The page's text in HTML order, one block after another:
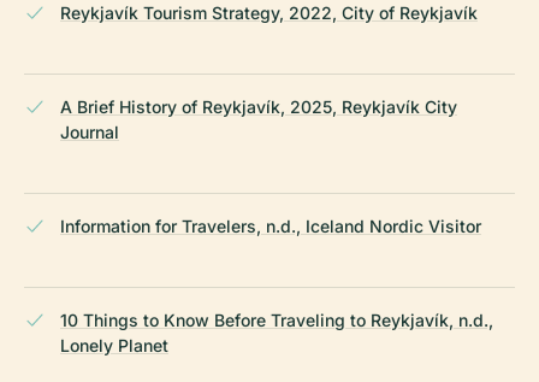
Reykjavík Tourism Strategy, 2022, City of Reykjavík
A Brief History of Reykjavík, 2025, Reykjavík City
Journal
Information for Travelers, n.d., Iceland Nordic Visitor
10 Things to Know Before Traveling to Reykjavík, n.d.,
Lonely Planet